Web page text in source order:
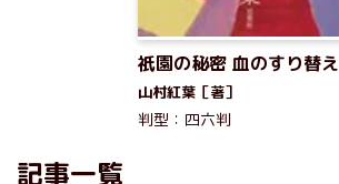
祇園の秘密 血のすり替え
山村紅葉［著］
判型：四六判
記事一覧